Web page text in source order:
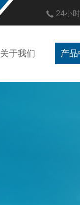
24小
关于我们 产